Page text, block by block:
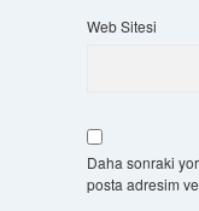
Web Sitesi
Daha sonraki
posta adresim